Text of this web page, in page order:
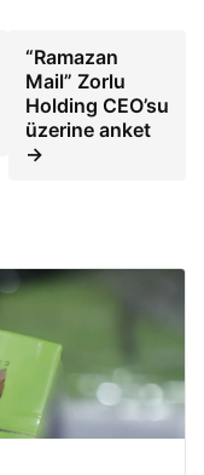
“Ramazan
Mail” Zorlu
Holding CEO’su
üzerine anket
→